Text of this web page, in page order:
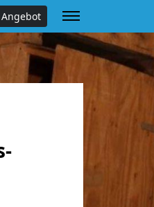
Angebot